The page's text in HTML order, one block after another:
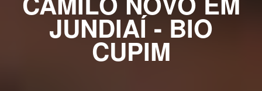
JUNDIAÍ - BIO
CUPIM